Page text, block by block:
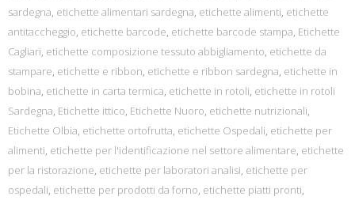
sardegna, etichette alimentari sardegna, etichette alimenti, etichette
antitaccheggio, etichette barcode, etichette barcode stampa, Etichette
Cagliari, etichette composizione tessuto abbigliamento, etichette da
stampare, etichette e ribbon, etichette e ribbon sardegna, etichette in
bobina, etichette in carta termica, etichette in rotoli, etichette in rotoli
Sardegna, Etichette ittico, Etichette Nuoro, etichette nutrizionali,
Etichette Olbia, etichette ortofrutta, etichette Ospedali, etichette per
alimenti, etichette per l'identificazione nel settore alimentare, etichette
per la ristorazione, etichette per laboratori analisi, etichette per
ospedali, etichette per prodotti da forno, etichette piatti pronti,